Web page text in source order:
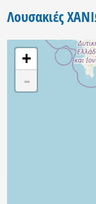
Λουσακιές
+
-